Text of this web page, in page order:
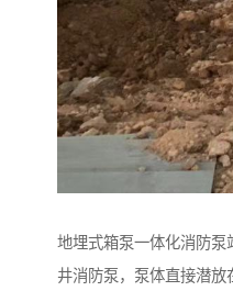
地埋式箱泵一体化消防
井消防泵，泵体直接潜